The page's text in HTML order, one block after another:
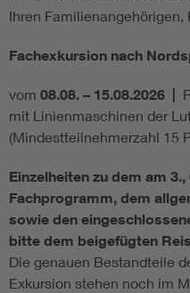
Ihren
Fachexkursion nach
vom 08.08. – 15.08.2026 |
mit Linienmaschinen der
(Mindestteilnehmerzahl 15
Einzelheiten zu dem am
Fachprogramm, dem
sowie den
bitte dem beigefügten
Die genauen Bestandteile
Exkursion stehen noch im